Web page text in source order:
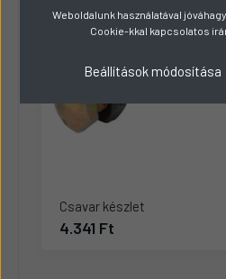
Csavar készlet
4.341 Ft
Weboldalunk használatával
Cookie-kkal kapcsolatos
Beállítások módosítása